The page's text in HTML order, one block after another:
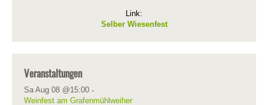
Link:
Selber Wiesenfest
Veranstaltungen
Sa Aug 08 @15:00 -
Weinfest am Grafenmühlweiher